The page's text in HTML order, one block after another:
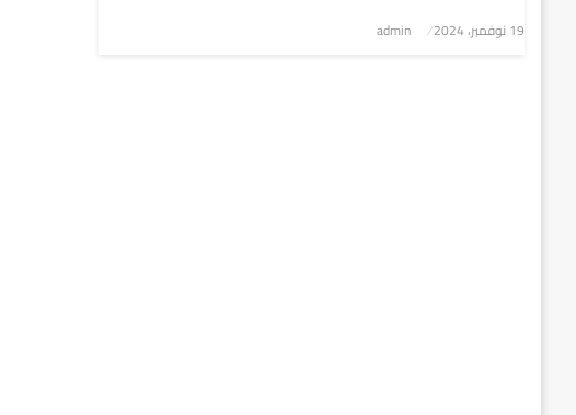
نُشر
19 نوفمبر، 2024 admin